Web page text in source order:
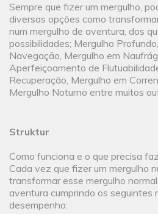
Sempre que fizer um mergulho,
diversas opções como
num mergulho de aventura, dos
possibilidades; Mergulho
Navegação, Mergulho em
Aperfeiçoamento de
Recuperação, Mergulho em
Mergulho Noturno entre muitos
Struktur
Como funciona e o que precisa
Cada vez que fizer um mergulho
transformar esse mergulho
aventura cumprindo os seguintes
desempenho: